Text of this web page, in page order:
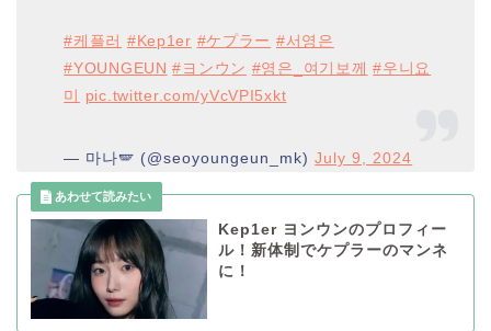
#케플러 #Kep1er #ケプラー #서영은
#YOUNGEUN #ヨンウン #영은_여기보께 #우니요
미 pic.twitter.com/yVcVPI5xkt
— 마나🪽 (@seoyoungeun_mk)July 9, 2024
Kep1er ヨンウンのプロフィー
ル！新体制でケプラーのマンネ
に！